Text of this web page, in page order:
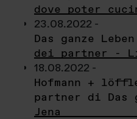
dove poter
23.08.2022 -
Das ganze
dei partner -
18.08.2022 -
Hofmann +
partner di Das
Jena